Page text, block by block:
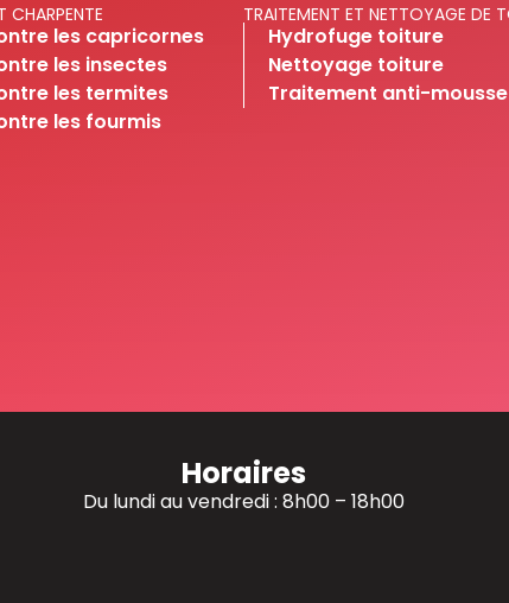
CHARPENTE
les capricornes
les insectes
les termites
les fourmis
TRAITEMENT ET NETTOYAGE DE
Hydrofuge toiture
Nettoyage toiture
Traitement anti-mousse
Horaires
Du lundi au vendredi : 8h00 – 18h00